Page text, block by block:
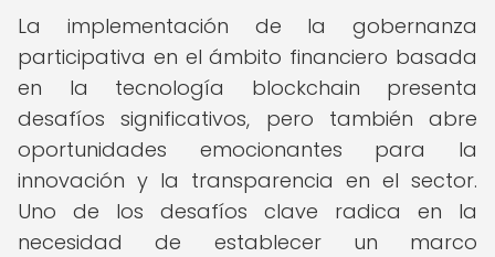
La implementación de la gobernanza
participativa en el ámbito financiero basada
en la tecnología blockchain presenta
desafíos significativos, pero también abre
oportunidades emocionantes para la
innovación y la transparencia en el sector.
Uno de los desafíos clave radica en la
necesidad de establecer un marco